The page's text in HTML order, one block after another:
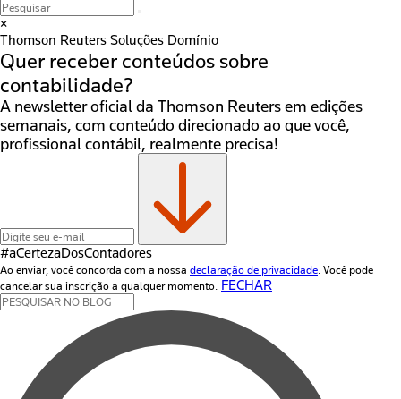
×
Thomson Reuters Soluções Domínio
Quer receber conteúdos sobre
contabilidade?
A newsletter oficial da Thomson Reuters em edições
semanais, com conteúdo direcionado ao que você,
profissional contábil, realmente precisa!
#aCertezaDosContadores
Ao enviar, você concorda com a nossa declaração de privacidade. Você pode
cancelar sua inscrição a qualquer momento. FECHAR